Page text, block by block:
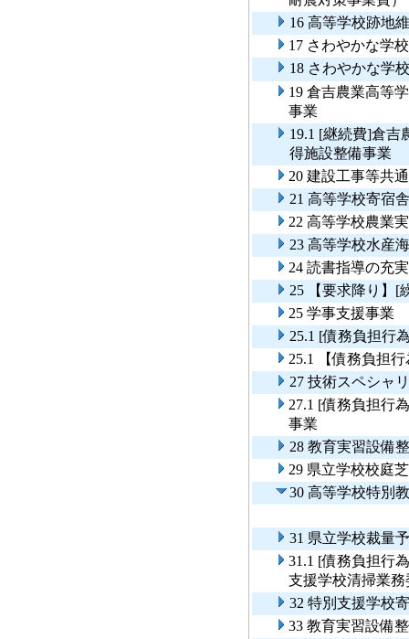
16 高等学校跡地
17 さわやかな学
18 さわやかな学
19 倉吉農業高等
事業
19.1 [継続費]倉吉
得施設整備事業
20 建設工事等共
21 高等学校寄宿
22 高等学校農業
23 高等学校水産
24 読書指導の充
25 【要求降り】[
25 学事支援事業
25.1 [債務負担行
25.1 【債務負担
27 技術スペシャ
27.1 [債務負担行
事業
28 教育実習設備
29 県立学校校庭
30 高等学校特別
31 県立学校裁量
31.1 [債務負担行
支援学校清掃業務
32 特別支援学校
33 教育実習設備